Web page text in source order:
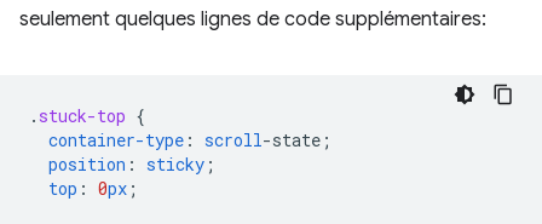
seulement quelques lignes de code supplémentaires:
. stuck-top {
container-type : scroll-state ;
position : sticky ;
top : 0px ;